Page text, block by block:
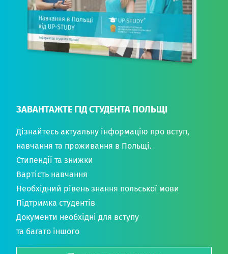
ЗАВАНТАЖТЕ ГІД СТУДЕНТА ПОЛЬЩІ
Дізнайтесь актуальну інформацію про вступ,
навчання та проживання в Польщі.
Стипендії та знижки
Вартість навчання
Необхідний рівень знання польської мови
Підтримка студентів
Документи необхідні для вступу
та багато іншого